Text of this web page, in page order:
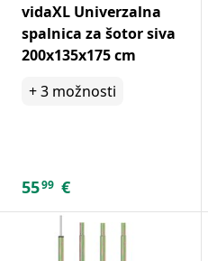
vidaXL Univerzalna
spalnica za šotor siva
200x135x175 cm
+3 možnosti
5599 €